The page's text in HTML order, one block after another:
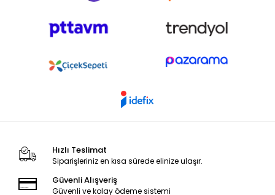
Hızlı Teslimat
Siparişleriniz en kısa sürede elinize ulaşır.
Güvenli Alışveriş
Güvenli ve kolay ödeme sistemi